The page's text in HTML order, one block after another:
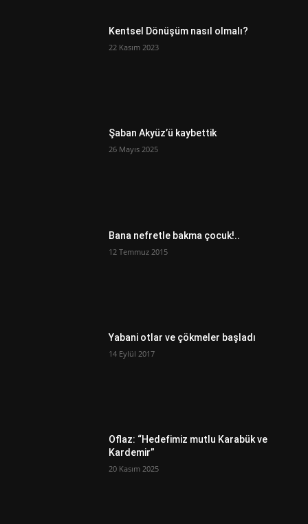
Kentsel Dönüşüm nasıl olmalı?
22 Kasım 2023
Şaban Akyüz’ü kaybettik
26 Mayıs 2025
Bana nefretle bakma çocuk!..
12 Temmuz 2015
Yabani otlar ve çökmeler başladı
14 Eylül 2017
Oflaz: “Hedefimiz mutlu Karabük ve
Kardemir”
20 Kasım 2025